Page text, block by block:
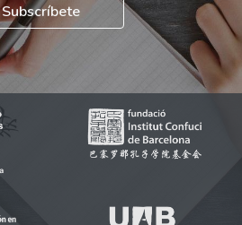
Subscríbete